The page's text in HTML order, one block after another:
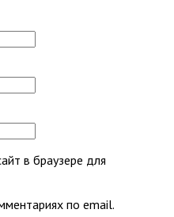
в браузере для
по email.